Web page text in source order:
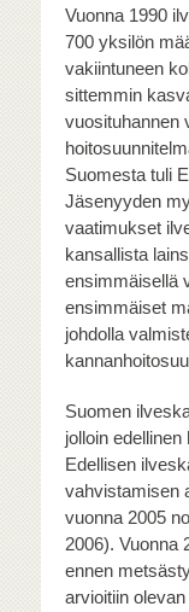
Vuonna 1990
700 yksilön
vakiintuneen
sittemmin
vuosituhannen
Suomesta tuli
Jäsenyyden
vaatimukset
kansallista
ensimmäisellä
ensimmäiset
johdolla
Suomen
jolloin
Edellisen
vahvistamisen
vuonna 2005
2006). Vuonna
ennen
arvioitiin